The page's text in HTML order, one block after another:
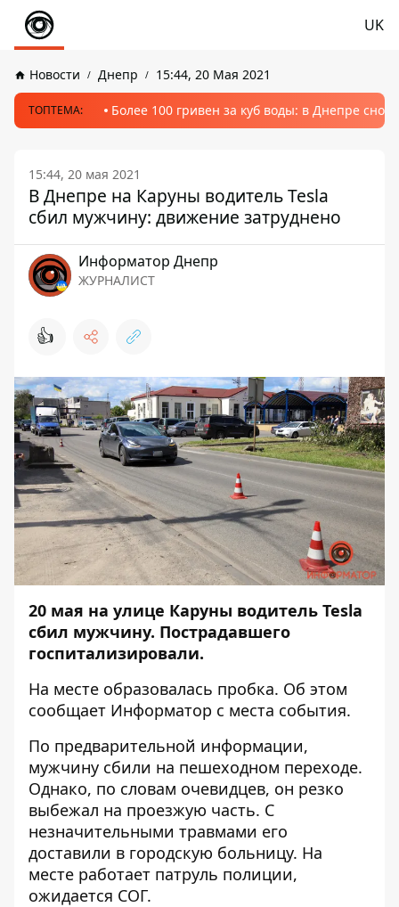
UK
Новости Днепр 15:44, 20 Мая 2021
ТОПТЕМА: Более 100 гривен за куб воды: в Днепре
15:44, 20 мая 2021
В Днепре на Каруны водитель Tesla
сбил мужчину: движение затруднено
Информатор Днепр
ЖУРНАЛИСТ
👍
20 мая на улице Каруны водитель Tesla
сбил мужчину. Пострадавшего
госпитализировали.
На месте образовалась пробка. Об этом
сообщает Информатор с места события.
По предварительной информации,
мужчину сбили на пешеходном переходе.
Однако, по словам очевидцев, он резко
выбежал на проезжую часть. С
незначительными травмами его
доставили в городскую больницу. На
месте работает патруль полиции,
ожидается СОГ.